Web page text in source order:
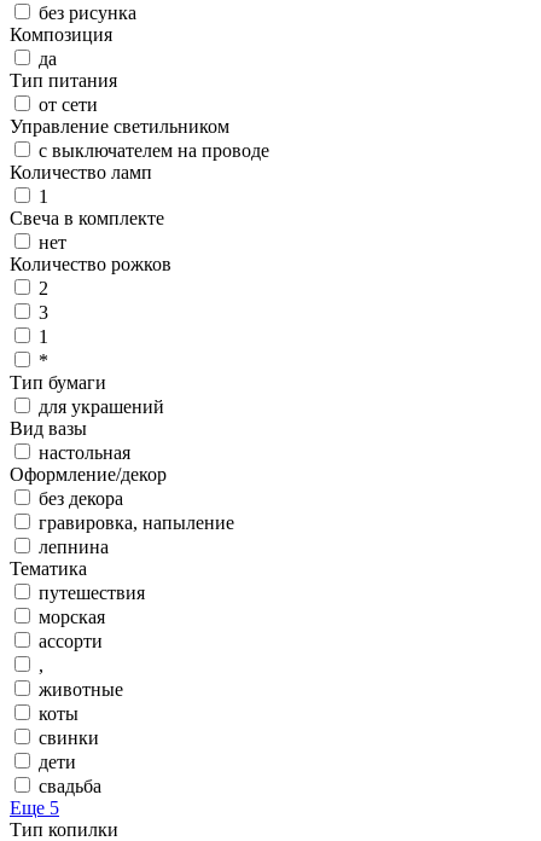
без рисунка
Композиция
да
Тип питания
от сети
Управление светильником
с выключателем на проводе
Количество ламп
1
Свеча в комплекте
нет
Количество рожков
2
3
1
*
Тип бумаги
для украшений
Вид вазы
настольная
Оформление/декор
без декора
гравировка, напыление
лепнина
Тематика
путешествия
морская
ассорти
,
животные
коты
свинки
дети
свадьба
Еще 5
Тип копилки